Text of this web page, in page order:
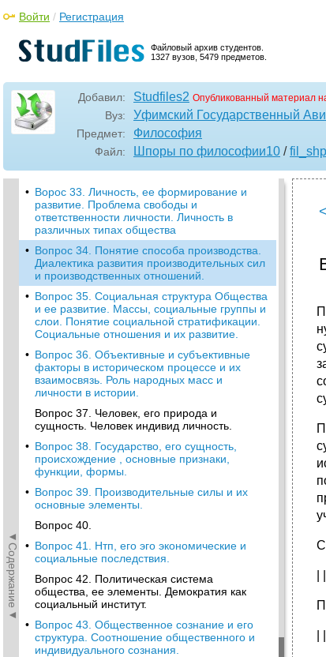
Файловый архив студентов.
1327 вузов, 5479 предметов.
Войти / Регистрация
Добавил: Studfiles2 Опубликованный материал
Вуз: Уфимский Государственный
Предмет: Философия
Файл: Шпоры по философии10 /
◄Содержание◄
Особенности противоречий в общественной
Вопрос 30. (заключительный в ответнике I).
• Вопрос 31. Диалектика природы и
общества. Сущность экологических
проблем, и пути их решения.
Вопрос 32. Общество как целостная,
саморазвивающаяся система. Основные
сферы общественной жизни и их
взаимосвязь.
• Ворос 33. Личность, ее формирование и
развитие. Проблема свободы и
ответственности личности. Личность в
различных типах общества
• Вопрос 34. Понятие способа производства.
Диалектика развития производительных сил
и производственных отношений.
• Вопрос 35. Социальная структура Общества
и ее развитие. Массы, социальные группы и
слои. Понятие социальной стратификации.
Социальные отношения и их развитие.
• Вопрос 36. Объективные и субъективные
факторы в историческом процессе и их
взаимосвязь. Роль народных масс и
личности в истории.
Вопрос 37. Человек, его природа и
сущность. Человек индивид личность.
• Вопрос 38. Государство, его сущность,
происхождение , основные признаки,
функции, формы.
• Вопрос 39. Производительные силы и их
основные элементы.
Вопрос 40.
• Вопрос 41. Нтп, его эго экономические и
социальные последствия.
Вопрос 42. Политическая система
общества, ее элементы. Демократия как
социальный институт.
• Вопрос 43. Общественное сознание и его
структура. Соотношение общественного и
индивидуального сознания.